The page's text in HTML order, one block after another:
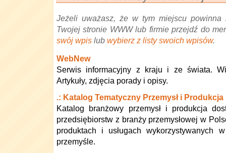
Jeżeli uważasz, że w tym miejscu powinna
Twojej stronie WWW lub firmie przejdź do
swój wpis lub wybierz z listy swoich wpisów.
WebNew
Serwis informacyjny z kraju i ze świata.
Artykuły, zdjęcia porady i opisy.
.: Katalog Tematyczny Przemysł i Produkcja
Katalog branżowy przemysł i produkcja
przedsiębiorstw z branży przemysłowej w
produktach i usługach wykorzystywanych
przemyśle.